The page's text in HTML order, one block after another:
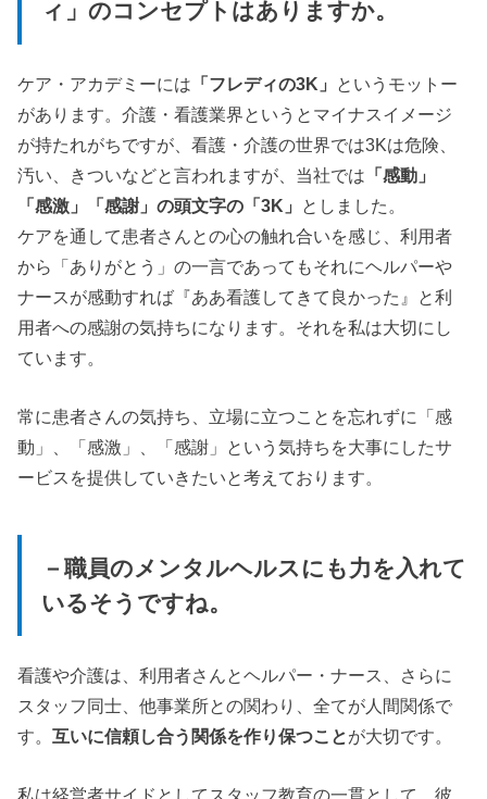
ィ」のコンセプトはありますか。
ケア・アカデミーには 「フレディの3K」
というモットー
があります。介護・看護業界というとマイナスイメージ
が持たれがちですが、看護・介護の世界では3Kは危険、
汚い、きついなどと言われますが、当社では 「感動」
「感激」「感謝」の頭文字の「3K」
としました。
ケアを通して患者さんとの心の触れ合いを感じ、利用者
から「ありがとう」の一言であってもそれにヘルパーや
ナースが感動すれば『ああ看護してきて良かった』と利
用者への感謝の気持ちになります。それを私は大切にし
ています。
常に患者さんの気持ち、立場に立つことを忘れずに「感
動」、「感激」、「感謝」という気持ちを大事にしたサ
ービスを提供していきたいと考えております。
－職員のメンタルヘルスにも力を入れて
いるそうですね。
看護や介護は、利用者さんとヘルパー・ナース、さらに
スタッフ同士、他事業所との関わり、全てが人間関係で
す。互いに信頼し合う関係を作り保つことが大切です。
私は経営者サイドとしてスタッフ教育の一貫として、彼